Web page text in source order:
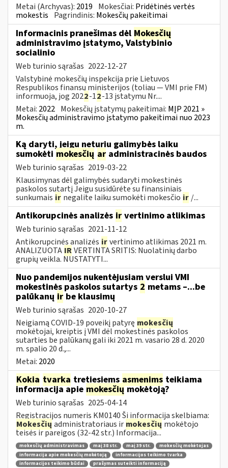
Metai (Archyvas): 2019 Mokesčiai: Pridėtinės vertės
mokestis Pagrindinis: Mokesčių pakeitimai
Informacinis pranešimas dėl Mokesčių
administravimo įstatymo, Valstybinio
socialinio
Web turinio sąrašas 2022-12-27
Valstybinė mokesčių inspekcija prie Lietuvos
Respublikos finansų ministerijos (toliau — VMI prie FM)
informuoja, jog 2022-12-13 įstatymu Nr....
Metai: 2022 Mokesčių įstatymų pakeitimai: MĮP 2021 »
Mokesčių administravimo įstatymo pakeitimai nuo 2023
m.
Ką daryti, jeigu neturiu galimybės laiku
sumokėti mokesčių ar administracinės baudos
Web turinio sąrašas 2019-03-22
Klausimynas dėl galimybės sudaryti mokestinės
paskolos sutartį Jeigu susidūrėte su finansiniais
sunkumais ir negalite laiku sumokėti mokesčio ir /...
Antikorupcinės analizės ir vertinimo atlikimas
Web turinio sąrašas 2021-11-12
Antikorupcinės analizės irvertinimo atlikimas 2021 m.
ANALIZUOTA IRVERTINTA SRITIS: Nuolatinių darbo
grupių veikla. NUSTATYTI...
Nuo pandemijos nukentėjusiam verslui VMI
mokestinės paskolos sutartys 2 metams –...be
palūkanų ir be klausimų
Web turinio sąrašas 2020-10-27
Neigiamą COVID-19 poveikį patyrę mokesčių
mokėtojai, kreiptis į VMI dėl mokestinės paskolos
sutarties be palūkanų gali iki 2021 m. vasario 28 d. 2020
m. spalio 20 d.,...
Metai: 2020
Kokia tvarka tretiesiems asmenims teikiama
informacija apie mokesčiųmokėtoją?
Web turinio sąrašas 2025-04-14
Registracijos numeris KM0140 Ši informacija skelbiama:
Mokesčių administratoriaus ir mokesčių mokėtojo
teisės ir pareigos (32-42 str.) Informacija...
mokesčių administravimas maį 38 str. maį 39 str.
mokesčių mokėtojas
informacija apie mokesčių mokėtoją
informacijos teikimo tvarka
informacijos teikimo būdai
prašymas suteikti informaciją